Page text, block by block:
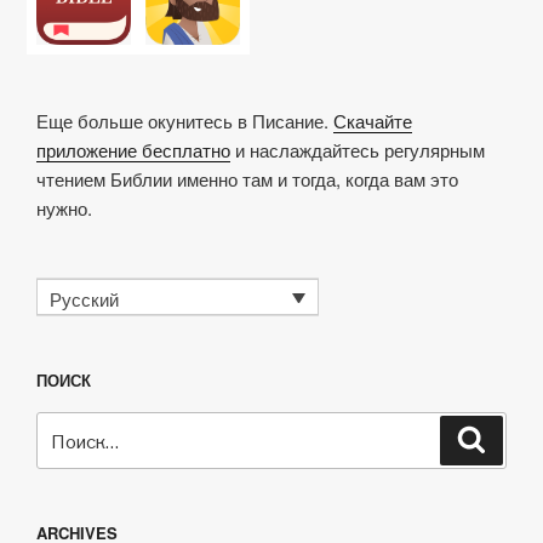
Еще больше окунитесь в Писание. Скачайте
приложение бесплатно и наслаждайтесь регулярным
чтением Библии именно там и тогда, когда вам это
нужно.
Русский
ПОИСК
ARCHIVES